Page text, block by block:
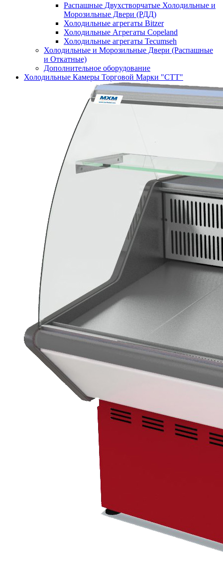
Распашные Двухстворчатые Холодильные и
Морозильные Двери (РДД)
Холодильные агрегаты Bitzer
Холодильные Агрегаты Copeland
Холодильные агрегаты Tecumseh
Холодильные и Морозильные Двери (Распашные
и Откатные)
Дополнительное оборудование
Холодильные Камеры Торговой Марки "СТТ"